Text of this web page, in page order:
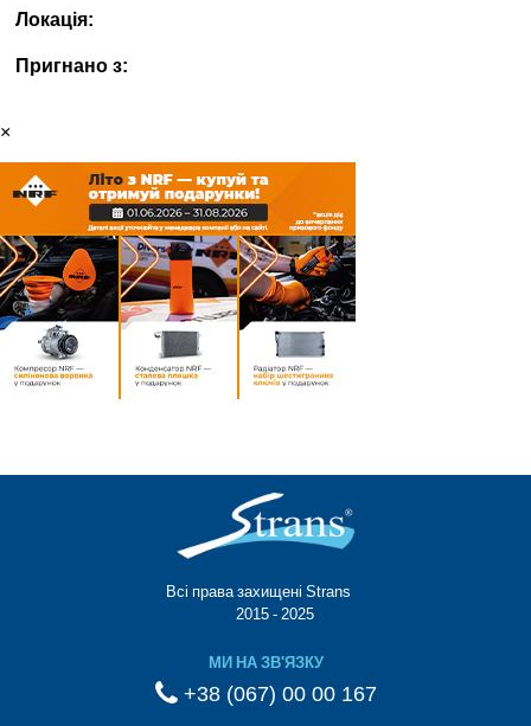
Локація:
Пригнано з:
×
Всі права захищені Strans®
© 2015 - 2025
МИ НА ЗВ'ЯЗКУ
+38 (067) 00 00 167